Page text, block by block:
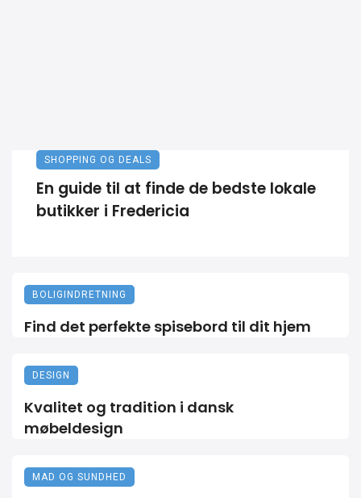
SHOPPING OG DEALS
En guide til at finde de bedste lokale
butikker i Fredericia
BOLIGINDRETNING
Find det perfekte spisebord til dit hjem
DESIGN
Kvalitet og tradition i dansk
møbeldesign
MAD OG SUNDHED